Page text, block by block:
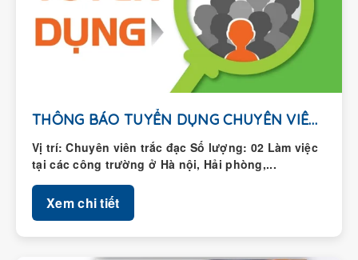
THÔNG BÁO TUYỂN DỤNG CHUYÊN VIÊN TRẮC ĐẠC
Vị trí: Chuyên viên trắc đạc Số lượng: 02 Làm việc
tại các công trường ở Hà nội, Hải phòng,...
Xem chi tiết